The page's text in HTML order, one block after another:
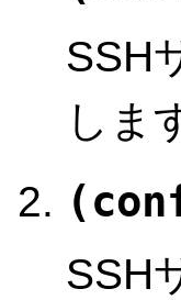
SSH
しま
SSH